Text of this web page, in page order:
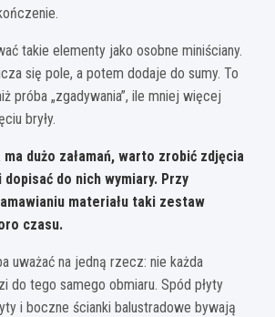
takie elementy jako osobne miniściany.
się pole, a potem dodaje do sumy. To
próba „zgadywania”, ile mniej więcej
bryły.
dużo załamań, warto zrobić zdjęcia
dopisać do nich wymiary. Przy
materiału taki zestaw
czasu.
uważać na jedną rzecz: nie każda
do tego samego obmiaru. Spód płyty
i boczne ścianki balustradowe bywają